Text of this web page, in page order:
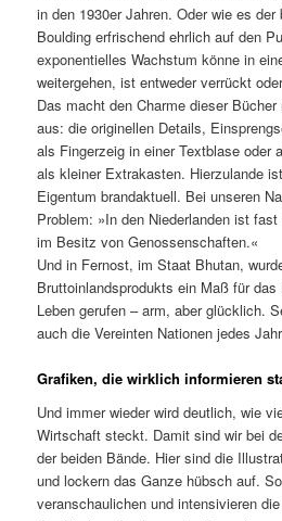
in den 1930er Jahren. Oder wie es
Boulding erfrischend ehrlich auf den
exponentielles Wachstum könne in
weitergehen, ist entweder verrückt
Das macht den Charme dieser
aus: die originellen Details,
als Fingerzeig in einer Textblase oder
als kleiner Extrakasten. Hierzulande
Eigentum brandaktuell. Bei unseren
Problem: »In den Niederlanden ist
im Besitz von Genossenschaften.«
Und in Fernost, im Staat Bhutan,
Bruttoinlandsprodukts ein Maß für
Leben gerufen – arm, aber glücklich.
auch die Vereinten Nationen jedes
Grafiken, die wirklich informieren
Und immer wieder wird deutlich, wie
Wirtschaft steckt. Damit sind wir bei
der beiden Bände. Hier sind die
und lockern das Ganze hübsch auf.
veranschaulichen und intensivieren